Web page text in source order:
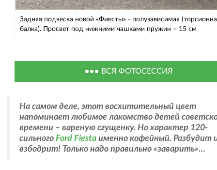
Задняя подвеска новой «Фиесты» - полузависимая
балка). Просвет под нижними чашками пружин – 15 см
ВСЯ ФОТОСЕССИЯ
На самом деле, этот восхитительный цвет
напоминает любимое лакомство детей
времени – вареную сгущенку. Но характер 120-
сильного Ford Fiesta именно кофейный. Разбудит
взбодрит! Только надо правильно «заварить»…